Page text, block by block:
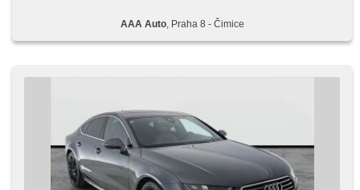
AAA Auto, Praha 8 - Čimice